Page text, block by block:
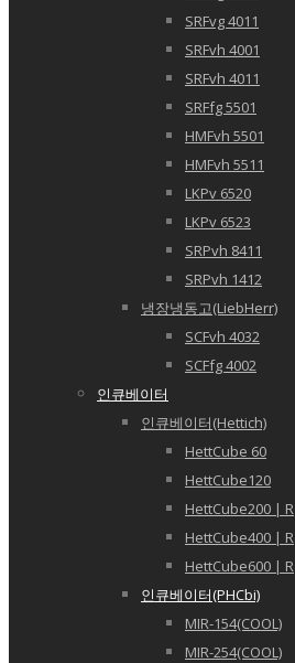
SRFvg 4011
SRFvh 4001
SRFvh 4011
SRFfg 5501
HMFvh 5501
HMFvh 5511
LKPv 6520
LKPv 6523
SRPvh 8411
SRPvh 1412
냉장냉동고(LiebHerr)
SCFvh 4032
SCFfg 4002
인큐베이터
인큐베이터(Hettich)
HettCube 60
HettCube120
HettCube200 | R
HettCube400 | R
HettCube600 | R
인큐베이터(PHCbi)
MIR-154(COOL)
MIR-254(COOL)